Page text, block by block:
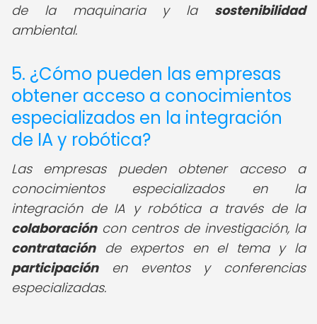
de la maquinaria y la sostenibilidad
ambiental.
5. ¿Cómo pueden las empresas
obtener acceso a conocimientos
especializados en la integración
de IA y robótica?
Las empresas pueden obtener acceso a
conocimientos especializados en la
integración de IA y robótica a través de la
colaboracióncon centros de investigación, la
contrataciónde expertos en el tema y la
participaciónen eventos y conferencias
especializadas.